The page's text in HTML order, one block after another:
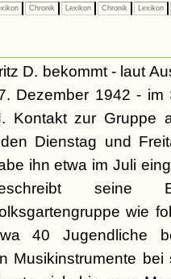
Chronik Lexikon Chronik Lexikon
D. bekommt - laut
Dezember 1942 - im
Kontakt zur Gruppe
Dienstag und
ihn etwa im Juli
seine
wie
40 Jugendliche
Musikinstrumente